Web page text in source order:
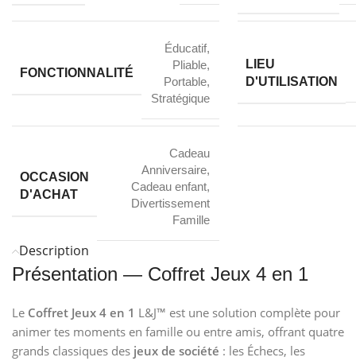
FONCTIONNALITÉ
Éducatif,
Pliable,
Portable,
Stratégique
LIEU
D'UTILISATION
OCCASION
D'ACHAT
Cadeau
Anniversaire,
Cadeau enfant,
Divertissement
Famille
Description
Présentation — Coffret Jeux 4 en 1
Le Coffret Jeux 4 en 1 L&J™ est une solution complète pour
animer tes moments en famille ou entre amis, offrant quatre
grands classiques des jeux de société : les Échecs, les